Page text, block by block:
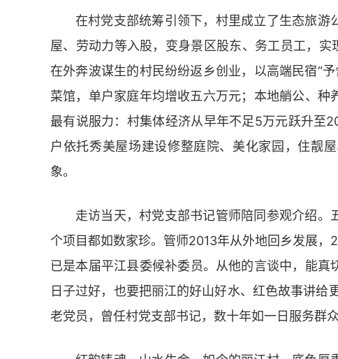
在村党支部统筹引领下，村里成立了生态旅
屋、劳动力等入股，变身景区股东、务工员工，
在外奔波谋生的村民纷纷返乡创业，以高端民宿“
菜馆，单户家庭年均增收五六万元；本地艄公、
最有说服力：村集体经济从早年不足5万元跃升至
户依托秀美屋场建设修整庭院、美化家园，住靓
象。
走访当天，村党支部书记管师陪同参观介绍
个项目都如数家珍。管师2013年从外地回乡发展
已是本届平江县委候补委员。从他的言谈中，能
日子过好，也要把丽江的好山好水、红色故事讲
老党员，曾任村党支部书记，数十年如一日服务群